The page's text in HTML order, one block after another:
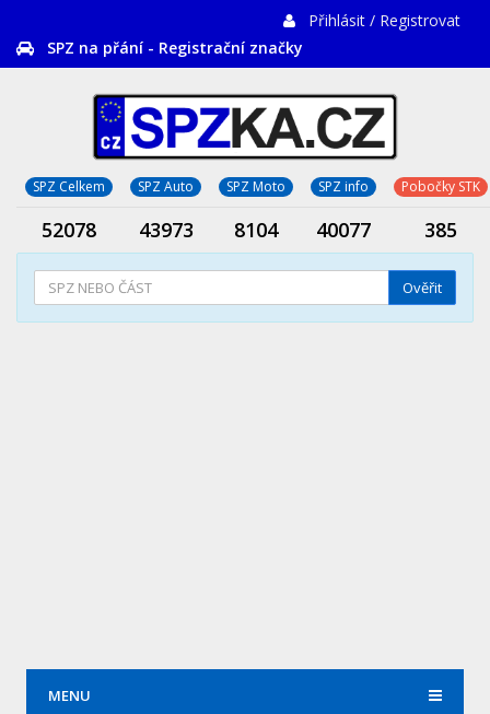
Přihlásit / Registrovat
SPZ na přání - Registrační značky
SPZ Celkem SPZ Auto SPZ Moto SPZ info Pobočky STK
52078 43973 8104 40077 385
Ověřit
MENU